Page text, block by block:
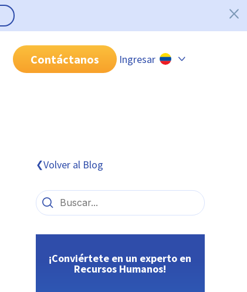
Contáctanos Ingresar
❮Volver al Blog
¡Conviértete en un experto en
Recursos Humanos!